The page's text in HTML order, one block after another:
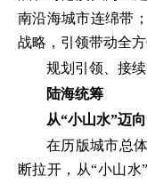
南沿海城市连绵带
战略，引领带动全方
规划引领、接
陆海统筹
从“小山水”迈
在历版城市总
断拉开，从“小山